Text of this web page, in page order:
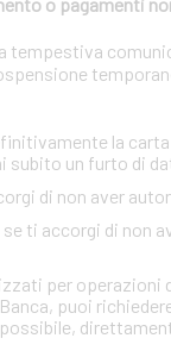
tempestiva
la
subito un furto di
di non aver
se ti accorgi di
per
puoi